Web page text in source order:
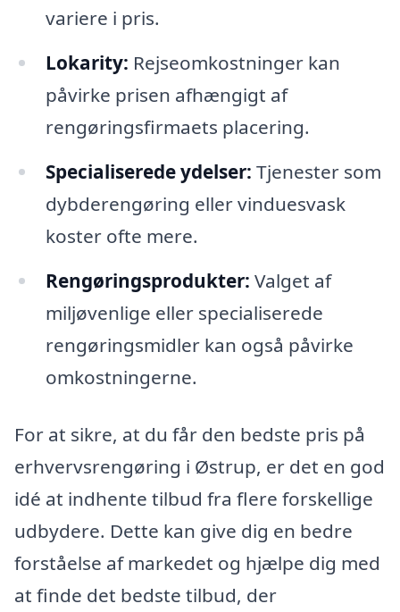
variere i pris.
Lokarity: Rejseomkostninger kan
påvirke prisen afhængigt af
rengøringsfirmaets placering.
Specialiserede ydelser: Tjenester som
dybderengøring eller vinduesvask
koster ofte mere.
Rengøringsprodukter: Valget af
miljøvenlige eller specialiserede
rengøringsmidler kan også påvirke
omkostningerne.
For at sikre, at du får den bedste pris på
erhvervsrengøring i Østrup, er det en god
idé at indhente tilbud fra flere forskellige
udbydere. Dette kan give dig en bedre
forståelse af markedet og hjælpe dig med
at finde det bedste tilbud, der